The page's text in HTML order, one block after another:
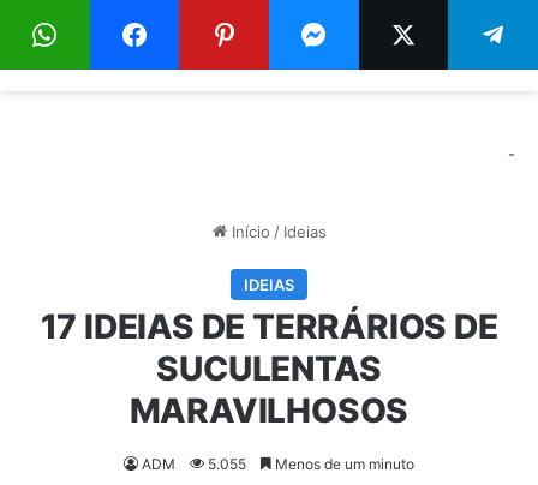
Menu
-
Início / Ideias
IDEIAS
17 IDEIAS DE TERRÁRIOS DE
SUCULENTAS
MARAVILHOSOS
ADM 5.055 Menos de um minuto